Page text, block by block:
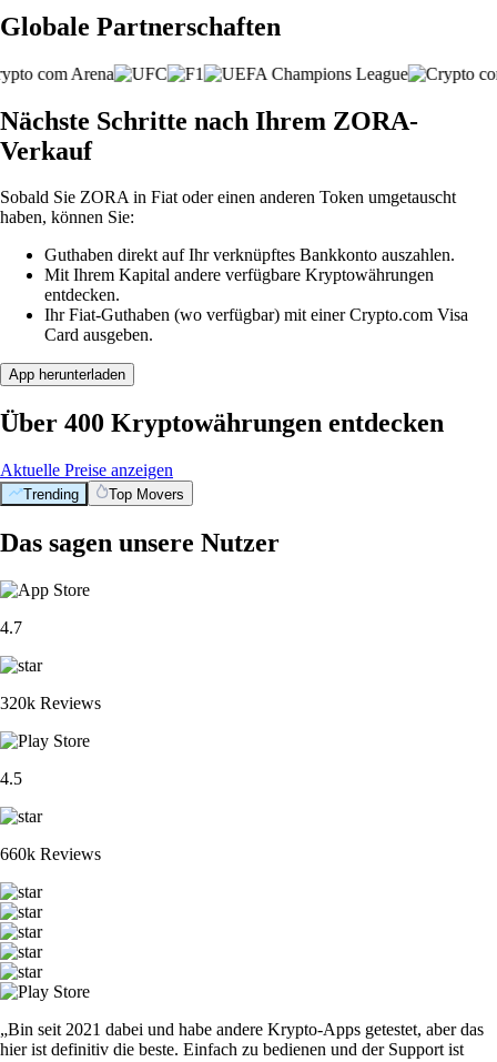
Globale Partnerschaften
Nächste Schritte nach Ihrem ZORA-
Verkauf
Sobald Sie ZORA in Fiat oder einen anderen Token umgetauscht
haben, können Sie:
Guthaben direkt auf Ihr verknüpftes Bankkonto auszahlen.
Mit Ihrem Kapital andere verfügbare Kryptowährungen
entdecken.
Ihr Fiat-Guthaben (wo verfügbar) mit einer Crypto.com Visa
Card ausgeben.
App herunterladen
Über 400 Kryptowährungen entdecken
Aktuelle Preise anzeigen
Trending Top Movers
Das sagen unsere Nutzer
4.7
320k Reviews
4.5
660k Reviews
„Bin seit 2021 dabei und habe andere Krypto-Apps getestet, aber das
hier ist definitiv die beste. Einfach zu bedienen und der Support ist